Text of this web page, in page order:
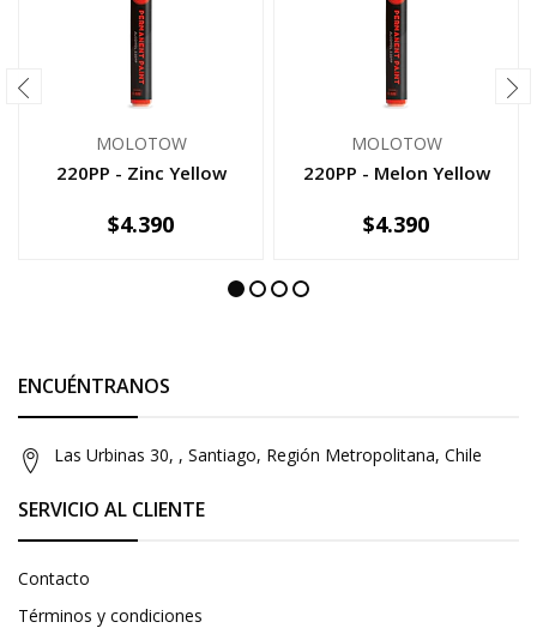
MOLOTOW
220PP - Zinc Yellow
+
$4.390
MOLOTOW
220PP - Melon Yellow
+
$4.390
ENCUÉNTRANOS
Las Urbinas 30, , Santiago, Región Metropolitana, Chile
SERVICIO AL CLIENTE
Contacto
Términos y condiciones